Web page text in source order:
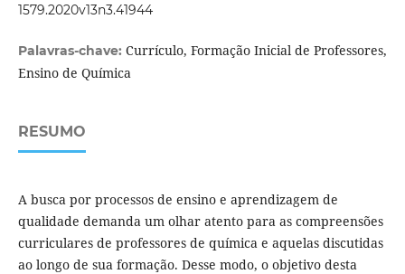
1579.2020v13n3.41944
Palavras-chave: Currículo, Formação Inicial de Professores,
Ensino de Química
RESUMO
A busca por processos de ensino e aprendizagem de
qualidade demanda um olhar atento para as compreensões
curriculares de professores de química e aquelas discutidas
ao longo de sua formação. Desse modo, o objetivo desta